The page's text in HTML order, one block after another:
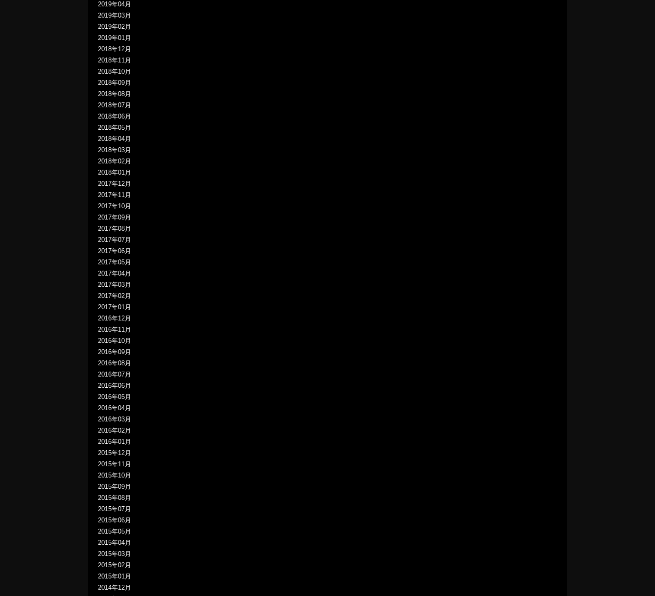
2019年04月
2019年03月
2019年02月
2019年01月
2018年12月
2018年11月
2018年10月
2018年09月
2018年08月
2018年07月
2018年06月
2018年05月
2018年04月
2018年03月
2018年02月
2018年01月
2017年12月
2017年11月
2017年10月
2017年09月
2017年08月
2017年07月
2017年06月
2017年05月
2017年04月
2017年03月
2017年02月
2017年01月
2016年12月
2016年11月
2016年10月
2016年09月
2016年08月
2016年07月
2016年06月
2016年05月
2016年04月
2016年03月
2016年02月
2016年01月
2015年12月
2015年11月
2015年10月
2015年09月
2015年08月
2015年07月
2015年06月
2015年05月
2015年04月
2015年03月
2015年02月
2015年01月
2014年12月